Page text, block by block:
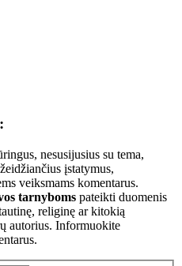
nesusijusius su tema,
įstatymus,
veiksmams komentarus.
tarnyboms pateikti duomenis
religinę ar kitokią
autorius. Informuokite